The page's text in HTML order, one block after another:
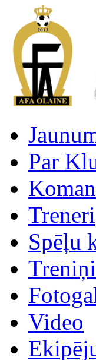
Par
Treneri
Spēļu
Treniņi
Video